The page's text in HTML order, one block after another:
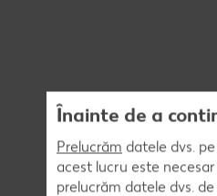
Înainte de a
Prelucrăm datele dvs.
acest lucru este
prelucrăm datele dvs.